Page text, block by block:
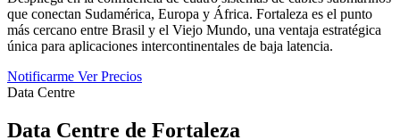
que conectan Sudamérica, Europa y África. Fortaleza es el punto
más cercano entre Brasil y el Viejo Mundo, una ventaja estratégica
única para aplicaciones intercontinentales de baja latencia.
Notificarme Ver Precios
Data Centre
Data Centre de Fortaleza